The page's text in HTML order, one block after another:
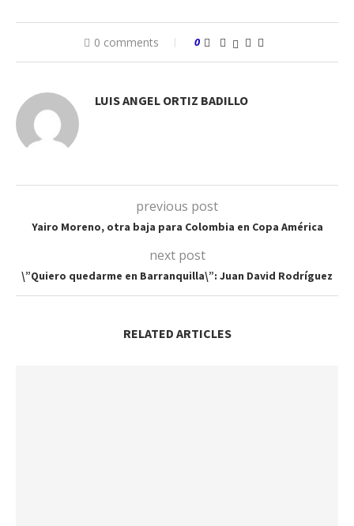
0 comments 0
LUIS ANGEL ORTIZ BADILLO
previous post
Yairo Moreno, otra baja para Colombia en Copa América
next post
\”Quiero quedarme en Barranquilla\”: Juan David Rodríguez
RELATED ARTICLES